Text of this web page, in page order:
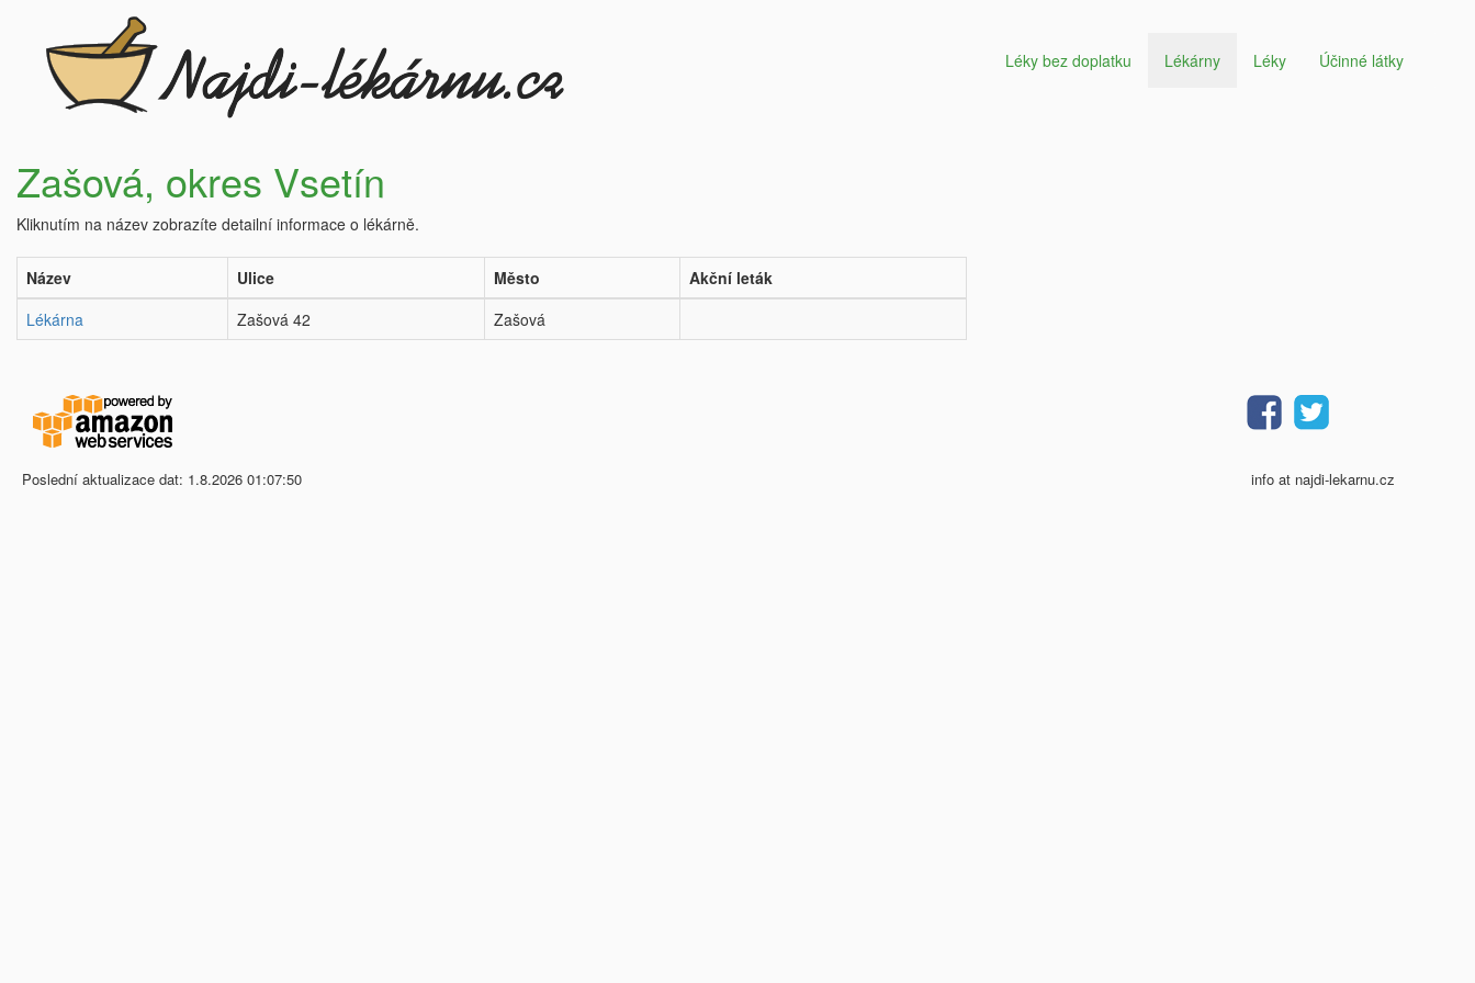
Léky bez doplatku Lékárny Léky Účinné látky
Zašová, okres Vsetín
Kliknutím na název zobrazíte detailní informace o lékárně.
Název Ulice Město
Akční leták
Lékárna
Zašová 42 Zašová
Poslední aktualizace dat: 1.8.2026 01:07:50 info at najdi-lekarnu.cz